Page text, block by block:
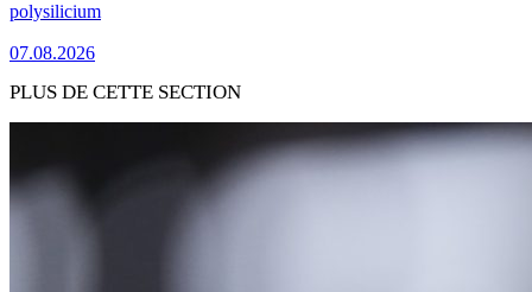
polysilicium
07.08.2026
PLUS DE CETTE SECTION